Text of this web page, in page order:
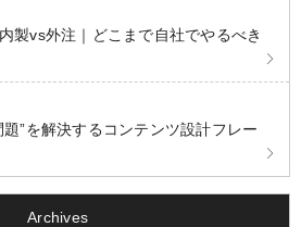
製vs外注｜どこまで自社でやるべき
”を解決するコンテンツ設計フレー
Archives